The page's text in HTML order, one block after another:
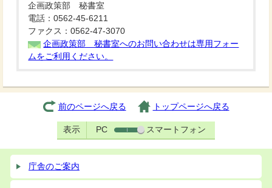
企画政策部 秘書室
電話：0562-45-6211
ファクス：0562-47-3070
企画政策部 秘書室へのお問い合わせは専用フォー
ムをご利用ください。
前のページへ戻る トップページへ戻る
表示 PC スマートフォン
庁舎のご案内